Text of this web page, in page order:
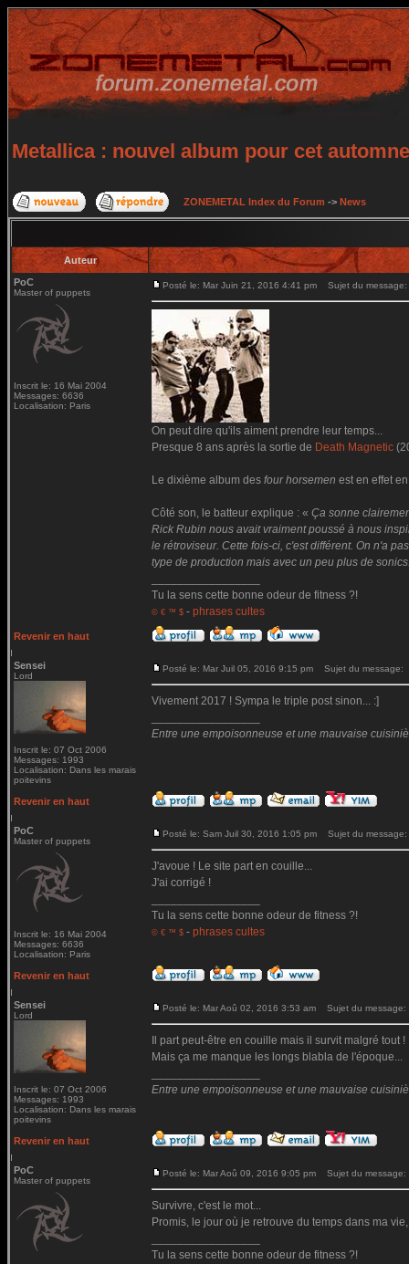
Metallica : nouvel album pour cet automne
ZONEMETAL Index du Forum -> News
Auteur
PoC
Master of puppets
Inscrit le: 16 Mai 2004
Messages: 6636
Localisation: Paris
Posté le: Mar Juin 21, 2016 4:41 pm Sujet du message:
On peut dire qu'ils aiment prendre leur temps...
Presque 8 ans après la sortie de Death Magnetic
Le dixième album des four horsemen est en effet
Côté son, le batteur explique : « Ça sonne
Rick Rubin nous avait vraiment poussé à nous
le rétroviseur. Cette fois-ci, c'est différent. On n'a
type de production mais avec un peu plus de
Tu la sens cette bonne odeur de fitness ?!
© € ™ $ - phrases cultes
Revenir en haut
Sensei
Lord
Inscrit le: 07 Oct 2006
Messages: 1993
Localisation: Dans les marais
poitevins
Posté le: Mar Juil 05, 2016 9:15 pm Sujet du message:
Vivement 2017 ! Sympa le triple post sinon... :]
Entre une empoisonneuse et une mauvaise
Revenir en haut
PoC
Master of puppets
Inscrit le: 16 Mai 2004
Messages: 6636
Localisation: Paris
Posté le: Sam Juil 30, 2016 1:05 pm Sujet du message:
J'avoue ! Le site part en couille...
J'ai corrigé !
Tu la sens cette bonne odeur de fitness ?!
© € ™ $ - phrases cultes
Revenir en haut
Sensei
Lord
Inscrit le: 07 Oct 2006
Messages: 1993
Localisation: Dans les marais
poitevins
Posté le: Mar Aoû 02, 2016 3:53 am Sujet du message:
Il part peut-être en couille mais il survit malgré tout !
Mais ça me manque les longs blabla de l'époque...
Entre une empoisonneuse et une mauvaise
Revenir en haut
PoC
Master of puppets
Posté le: Mar Aoû 09, 2016 9:05 pm Sujet du message:
Survivre, c'est le mot...
Promis, le jour où je retrouve du temps dans ma
Tu la sens cette bonne odeur de fitness ?!